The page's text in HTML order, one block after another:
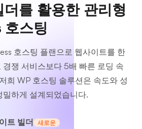
를 활용한 관리형
스팅
호스팅 플랜으로 웹사이트를 한
쟁 서비스보다 5배 빠른 로딩 속
희 WP 호스팅 솔루션은 속도와 성
하게 설계되었습니다.
트 빌더 새로운